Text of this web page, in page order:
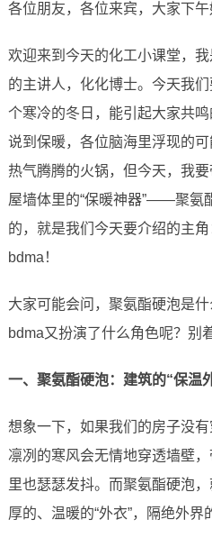
各位朋友，各位来宾，大家下午
欢迎来到今天的化工小课堂，
的主讲人，化化博士。今天我
个寒冷的冬日，能引起大家共鸣
说到保暖，各位脑海里浮现的
热气腾腾的火锅，但今天，我
屋墙体里的“保暖神器”——聚氨
的，就是我们今天要介绍的主
bdma！
大家可能会问，聚氨酯硬泡是
bdma又扮演了什么角色呢？别
一、聚氨酯硬泡：建筑的“保温
想象一下，如果我们的房子没有
凛冽的寒风会无情地穿透墙壁
里也瑟瑟发抖。而聚氨酯硬泡
厚的、温暖的“外衣”，隔绝外界